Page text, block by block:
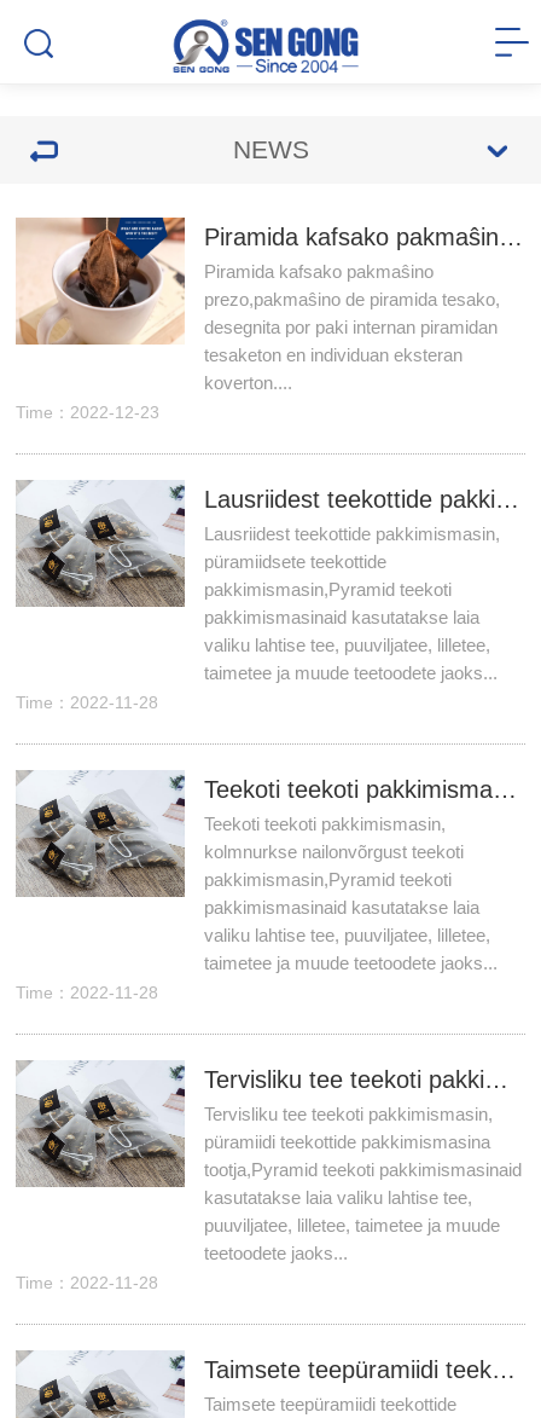
NEWS
Piramida kafsako pakmaŝino prezo
Piramida kafsako pakmaŝino
prezo,pakmaŝino de piramida tesako,
desegnita por paki internan piramidan
tesaketon en individuan eksteran
koverton....
Time：2022-12-23
Lausriidest teekottide pakkimismasin, püramiidsete teekottide pakkimismasin
Lausriidest teekottide pakkimismasin,
püramiidsete teekottide
pakkimismasin,Pyramid teekoti
pakkimismasinaid kasutatakse laia
valiku lahtise tee, puuviljatee, lilletee,
taimetee ja muude teetoodete jaoks...
Time：2022-11-28
Teekoti teekoti pakkimismasin, kolmnurkse nailonvõrgust teekoti pakkimismasin
Teekoti teekoti pakkimismasin,
kolmnurkse nailonvõrgust teekoti
pakkimismasin,Pyramid teekoti
pakkimismasinaid kasutatakse laia
valiku lahtise tee, puuviljatee, lilletee,
taimetee ja muude teetoodete jaoks...
Time：2022-11-28
Tervisliku tee teekoti pakkimismasin, püramiidi teekottide pakkimismasina tootja
Tervisliku tee teekoti pakkimismasin,
püramiidi teekottide pakkimismasina
tootja,Pyramid teekoti pakkimismasinaid
kasutatakse laia valiku lahtise tee,
puuviljatee, lilletee, taimetee ja muude
teetoodete jaoks...
Time：2022-11-28
Taimsete teepüramiidi teekottide pakkimismasin, 20-aastane tootjatehas
Taimsete teepüramiidi teekottide